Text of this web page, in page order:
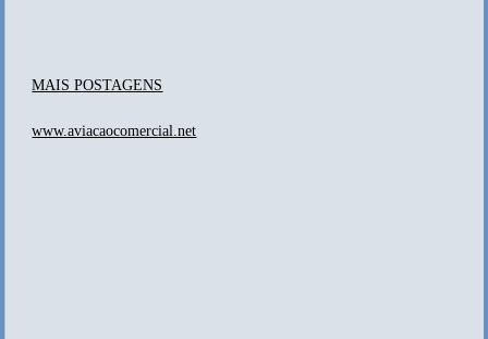
MAIS POSTAGENS
www.aviacaocomercial.net